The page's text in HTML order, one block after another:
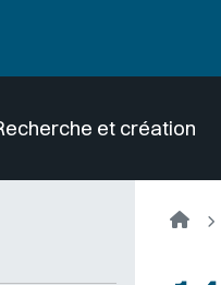
et création